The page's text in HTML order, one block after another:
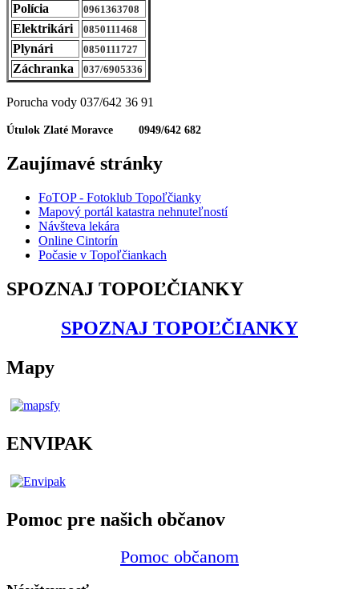
Polícia 0961363708
Elektrikári 0850111468
Plynári 0850111727
Záchranka 037/6905336
Porucha vody 037/642 36 91
Útulok Zlaté Moravce 0949/642 682
Zaujímavé stránky
FoTOP - Fotoklub Topoľčianky
Mapový portál katastra nehnuteľností
Návšteva lekára
Online Cintorín
Počasie v Topoľčiankach
SPOZNAJ TOPOĽČIANKY
SPOZNAJ TOPOĽČIANKY
Mapy
ENVIPAK
Pomoc pre našich občanov
Pomoc občanom